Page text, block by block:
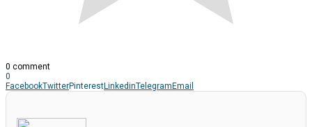
0 comment
0
FacebookTwitterPinterestLinkedinTelegramEmail